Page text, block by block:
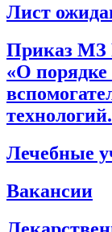
Лист
Приказ МЗ
«О порядке
Лечебные
Вакансии